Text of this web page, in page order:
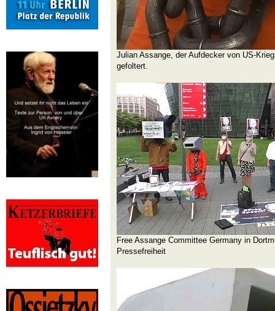
Julian Assange, der Aufdecker von US-
gefoltert.
Free Assange Committee Germany in
Pressefreiheit